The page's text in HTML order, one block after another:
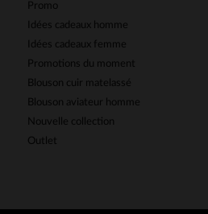
Promo
Idées cadeaux homme
Idées cadeaux femme
Promotions du moment
Blouson cuir matelassé
Blouson aviateur homme
Nouvelle collection
Outlet